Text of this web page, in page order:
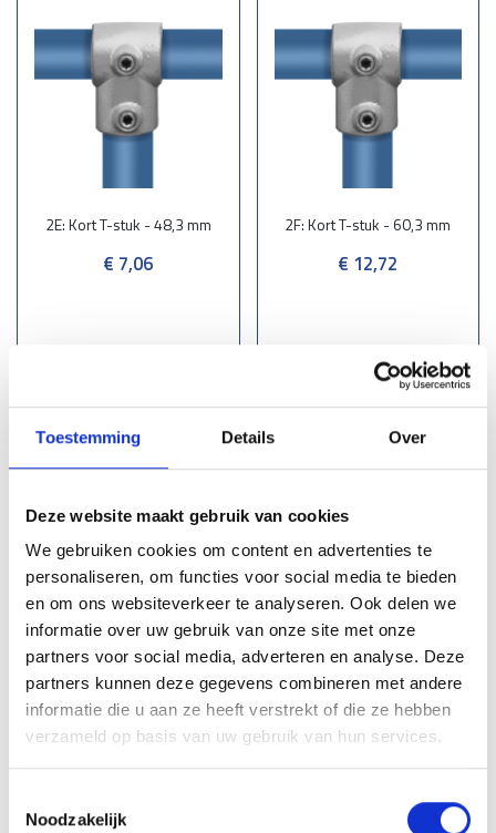
Toestemming Details Over
Deze website maakt gebruik van cookies
We gebruiken cookies om content en advertenties te
personaliseren, om functies voor social media te bieden
en om ons websiteverkeer te analyseren. Ook delen we
informatie over uw gebruik van onze site met onze
partners voor social media, adverteren en analyse. Deze
partners kunnen deze gegevens combineren met andere
informatie die u aan ze heeft verstrekt of die ze hebben
verzameld op basis van uw gebruik van hun services.
Noodzakelijk
2E: Kort T-stuk - 48,3 mm
€ 7,06
2F: Kort T-stuk - 60,3 mm
€ 12,72
Lees meer
36B: Oogdeel
scharnierstuk - 26,9 mm
€ 2,61
36C: Oogdeel
scharnierstuk - 33,7 mm